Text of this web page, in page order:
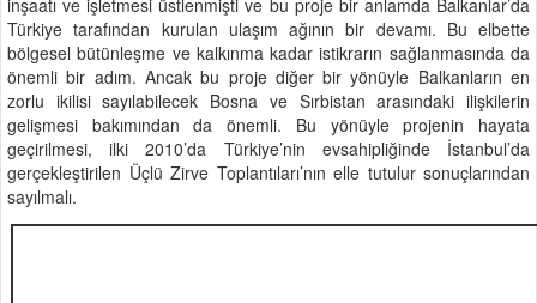
Türkiye tarafından kurulan ulaşım ağının bir devamı. Bu elbette
bölgesel bütünleşme ve kalkınma kadar istikrarın sağlanmasında da
önemli bir adım. Ancak bu proje diğer bir yönüyle Balkanların en
zorlu ikilisi sayılabilecek Bosna ve Sırbistan arasındaki ilişkilerin
gelişmesi bakımından da önemli. Bu yönüyle projenin hayata
geçirilmesi, ilki 2010’da Türkiye’nin evsahipliğinde İstanbul’da
gerçekleştirilen Üçlü Zirve Toplantıları’nın elle tutulur sonuçlarından
sayılmalı.